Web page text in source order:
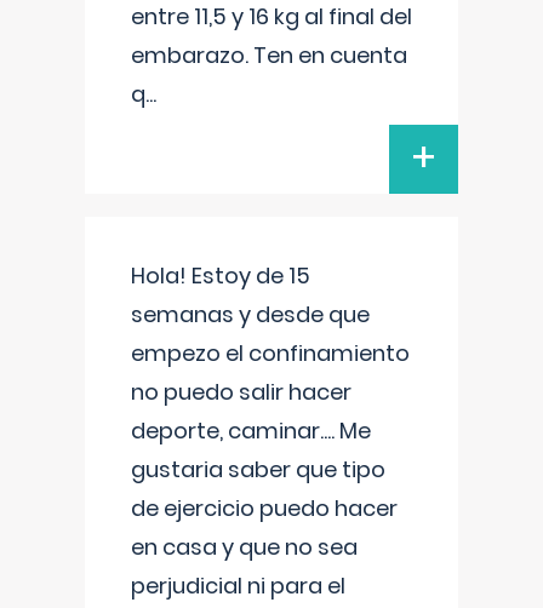
entre 11,5 y 16 kg al final del
embarazo. Ten en cuenta
q...
+
Hola! Estoy de 15
semanas y desde que
empezo el confinamiento
no puedo salir hacer
deporte, caminar.... Me
gustaria saber que tipo
de ejercicio puedo hacer
en casa y que no sea
perjudicial ni para el